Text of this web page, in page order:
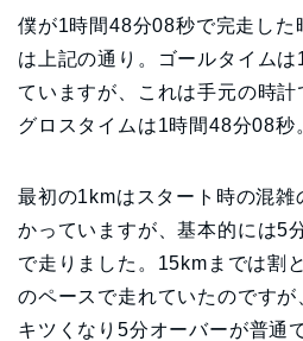
僕が1時間48分08秒で完走した
は上記の通り。ゴールタイム
ていますが、これは手元の時
グロスタイムは1時間48分08秒
最初の1kmはスタート時の混
かっていますが、基本的には5
で走りました。15kmまでは割
のペースで走れていたのです
キツくなり5分オーバーが普通